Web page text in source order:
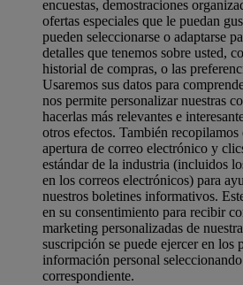
encuestas, demostraciones
ofertas especiales que le puedan
pueden seleccionarse o adaptarse
detalles que tenemos sobre usted,
historial de compras, o las
Usaremos sus datos para
nos permite personalizar nuestras
hacerlas más relevantes e
otros efectos. También recopilamos
apertura de correo electrónico y
estándar de la industria (incluidos
en los correos electrónicos) para
nuestros boletines informativos.
en su consentimiento para recibir
marketing personalizadas de
suscripción se puede ejercer en los
información personal
correspondiente.